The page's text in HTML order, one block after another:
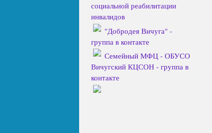
социальной реабилитации
инвалидов
"Добродея Вичуга" -
группа в контакте
Семейный МФЦ - ОБУСО
Вичугский КЦСОН - группа в
контакте